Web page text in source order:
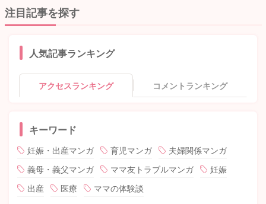
注目記事を探す
人気記事ランキング
アクセスランキング コメントランキング
キーワード
妊娠・出産マンガ 育児マンガ
夫婦関係マンガ
義母・義父マンガ
ママ友トラブルマンガ
妊娠
出産
医療 ママの体験談